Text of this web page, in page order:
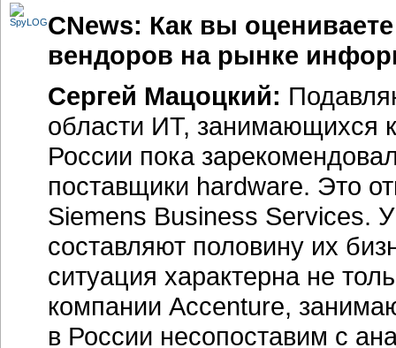
CNews: Как вы
вендоров на рынке
Сергей Мацоцкий:
области ИТ, занимающихся
России пока
поставщики hardware. Это
Siemens Business Services.
составляют половину их
ситуация характерна не
компании Accenture,
в России несопоставим с